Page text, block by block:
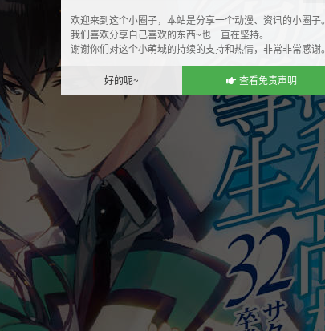
欢迎来到这个小圈子，本站是分享一个动漫、资讯的小圈子。
我们喜欢分享自己喜欢的东西~也一直在坚持。
谢谢你们对这个小萌域的持续的支持和热情，非常非常感谢。
好的呢~ 查看免责声明